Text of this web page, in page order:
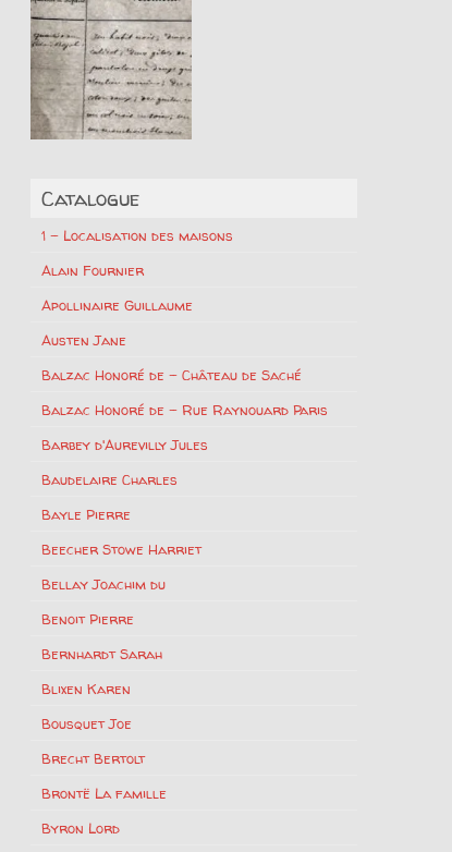
Catalogue
1 – Localisation des maisons
Alain Fournier
Apollinaire Guillaume
Austen Jane
Balzac Honoré de – Château de Saché
Balzac Honoré de – Rue Raynouard Paris
Barbey d'Aurevilly Jules
Baudelaire Charles
Bayle Pierre
Beecher Stowe Harriet
Bellay Joachim du
Benoit Pierre
Bernhardt Sarah
Blixen Karen
Bousquet Joe
Brecht Bertolt
Brontë La famille
Byron Lord